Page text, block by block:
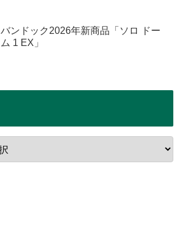
バンドック2026年新商品「ソロ ドー
ム 1 EX」